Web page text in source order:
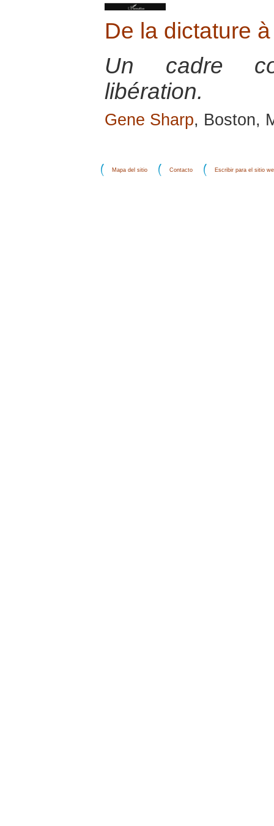
De la dictature
Un cadre
libération.
Gene Sharp, Boston,
Mapa del sitio Contacto Escribir para el sitio